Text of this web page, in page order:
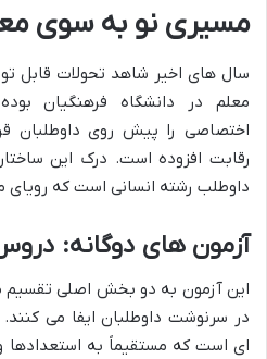
مسیری نو به سوی
سال های اخیر شاهد تحولات قابل
معلم در دانشگاه فرهنگیان
اختصاصی را پیش روی داوطلبان
رقابت افزوده است. درک این
داوطلب رشته انسانی است که رویای
آزمون های دوگانه:
این آزمون به دو بخش اصلی
در سرنوشت داوطلبان ایفا می
ای است که مستقیماً به استعدادها